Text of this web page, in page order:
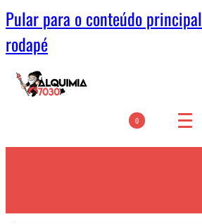
Pular para o conteúdo principal
rodapé
0